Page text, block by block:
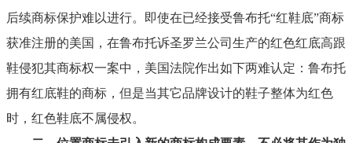
后续商标保护难以进行。即使在已经接受鲁布托“红鞋底”商标
获准注册的美国，在鲁布托诉圣罗兰公司生产的红色红底高跟
鞋侵犯其商标权一案中，美国法院作出如下两难认定：鲁布托
拥有红底鞋的商标，但是当其它品牌设计的鞋子整体为红色
时，红色鞋底不属侵权。